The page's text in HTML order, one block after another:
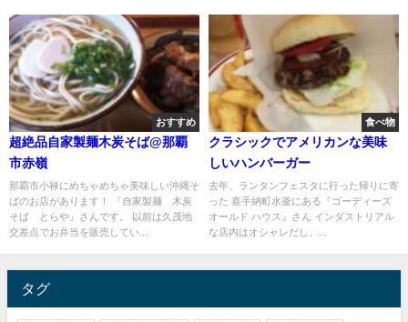
おすすめ
超絶品自家製麺木炭そば@那覇
市赤嶺
那覇市小禄にめちゃめちゃ美味しい沖縄そ
ばのお店があります！ 『自家製麺 木炭
そば とらや』さんです。 以前は久茂地
交差点でお弁当を販売してい...
食べ物
クラシックでアメリカンな美味
しいハンバーガー
去年、ランタンフェスタに行った帰りに寄
った 嘉手納町水釜にある『ゴーディーズ
オールド ハウス』さん インダストリアル
な店内はオシャレだし、...
タグ